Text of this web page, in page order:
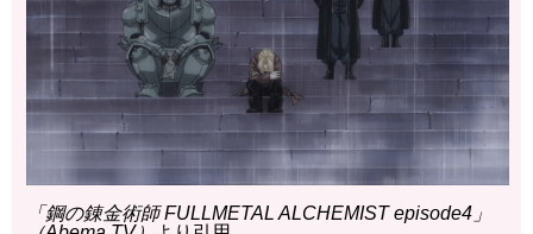
「鋼の錬金術師 FULLMETAL ALCHEMIST episode4」